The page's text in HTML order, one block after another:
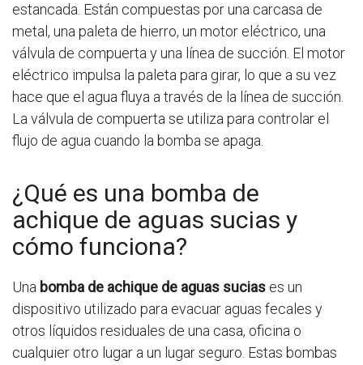
estancada. Están compuestas por una carcasa de
metal, una paleta de hierro, un motor eléctrico, una
válvula de compuerta y una línea de succión. El motor
eléctrico impulsa la paleta para girar, lo que a su vez
hace que el agua fluya a través de la línea de succión.
La válvula de compuerta se utiliza para controlar el
flujo de agua cuando la bomba se apaga.
¿Qué es una bomba de
achique de aguas sucias y
cómo funciona?
Una bomba de achique de aguas sucias es un
dispositivo utilizado para evacuar aguas fecales y
otros líquidos residuales de una casa, oficina o
cualquier otro lugar a un lugar seguro. Estas bombas